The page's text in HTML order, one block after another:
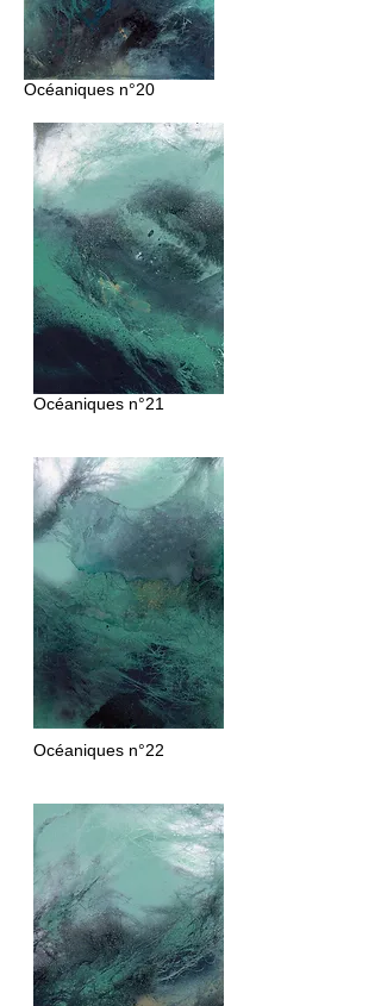
Océaniques n°20
Océaniques n°21
Océaniques n°22